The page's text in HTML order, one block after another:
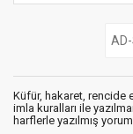
Küfür, hakaret, rencide
imla kuralları ile
harflerle yazılmış